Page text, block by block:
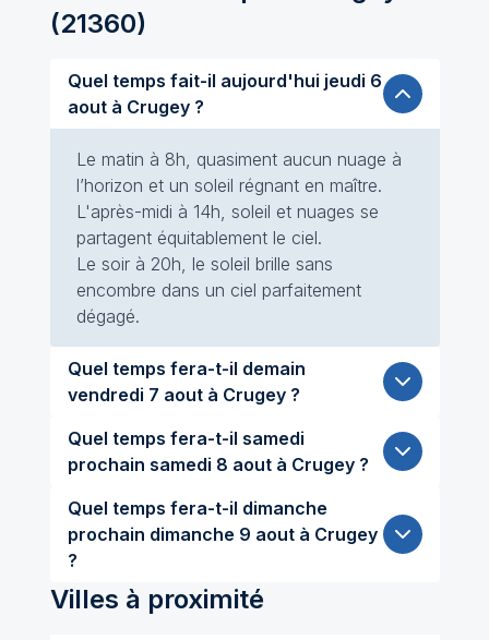
(21360)
Quel temps fait-il aujourd'hui jeudi 6
aout à Crugey ?
Le matin à 8h, quasiment aucun nuage à
l’horizon et un soleil régnant en maître.
L'après-midi à 14h, soleil et nuages se
partagent équitablement le ciel.
Le soir à 20h, le soleil brille sans
encombre dans un ciel parfaitement
dégagé.
Quel temps fera-t-il demain
vendredi 7 aout à Crugey ?
Quel temps fera-t-il samedi
prochain samedi 8 aout à Crugey ?
Quel temps fera-t-il dimanche
prochain dimanche 9 aout à Crugey
?
Villes à proximité